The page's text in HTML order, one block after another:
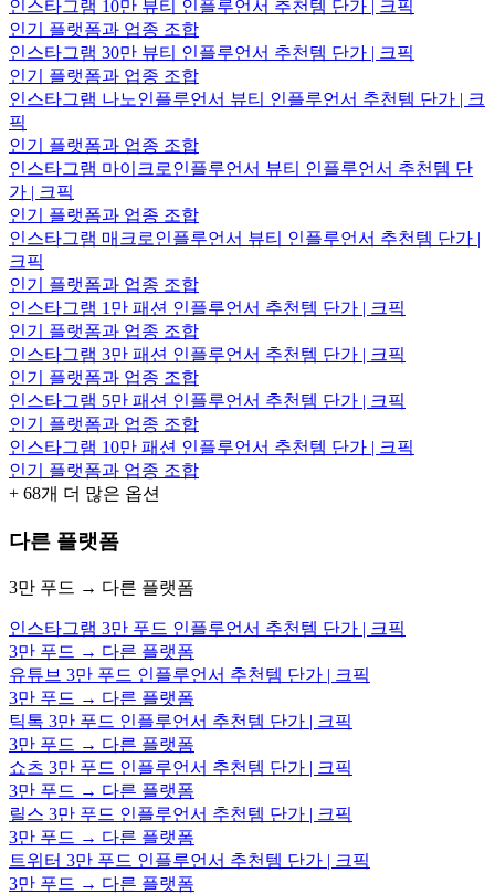
인스타그램 10만 뷰티 인플루언서 추천템 단가 | 크픽
인기 플랫폼과 업종 조합
인스타그램 30만 뷰티 인플루언서 추천템 단가 | 크픽
인기 플랫폼과 업종 조합
인스타그램 나노인플루언서 뷰티 인플루언서 추천템 단가 | 크
픽
인기 플랫폼과 업종 조합
인스타그램 마이크로인플루언서 뷰티 인플루언서 추천템 단
가 | 크픽
인기 플랫폼과 업종 조합
인스타그램 매크로인플루언서 뷰티 인플루언서 추천템 단가 |
크픽
인기 플랫폼과 업종 조합
인스타그램 1만 패션 인플루언서 추천템 단가 | 크픽
인기 플랫폼과 업종 조합
인스타그램 3만 패션 인플루언서 추천템 단가 | 크픽
인기 플랫폼과 업종 조합
인스타그램 5만 패션 인플루언서 추천템 단가 | 크픽
인기 플랫폼과 업종 조합
인스타그램 10만 패션 인플루언서 추천템 단가 | 크픽
인기 플랫폼과 업종 조합
+ 68개 더 많은 옵션
다른 플랫폼
3만 푸드 → 다른 플랫폼
인스타그램 3만 푸드 인플루언서 추천템 단가 | 크픽
3만 푸드 → 다른 플랫폼
유튜브 3만 푸드 인플루언서 추천템 단가 | 크픽
3만 푸드 → 다른 플랫폼
틱톡 3만 푸드 인플루언서 추천템 단가 | 크픽
3만 푸드 → 다른 플랫폼
쇼츠 3만 푸드 인플루언서 추천템 단가 | 크픽
3만 푸드 → 다른 플랫폼
릴스 3만 푸드 인플루언서 추천템 단가 | 크픽
3만 푸드 → 다른 플랫폼
트위터 3만 푸드 인플루언서 추천템 단가 | 크픽
3만 푸드 → 다른 플랫폼